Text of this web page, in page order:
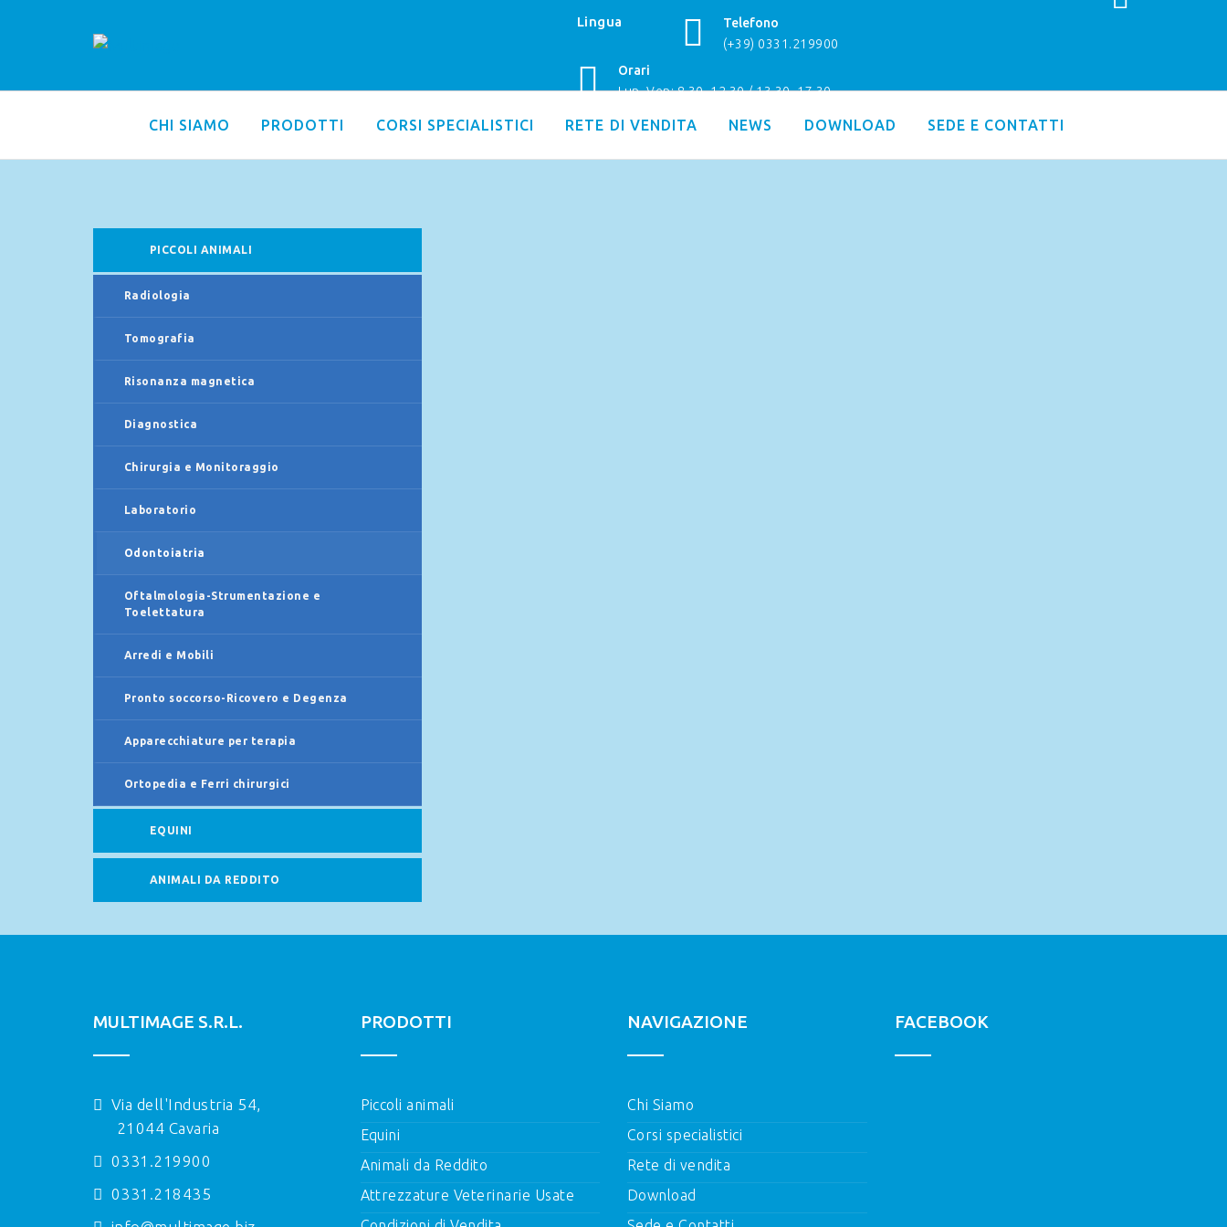
Lingua
Telefono
(+39) 0331.219900
Orari
Lun–Ven: 8.30–12.30 / 13.30–17.30
CHI SIAMO PRODOTTI CORSI SPECIALISTICI RETE DI VENDITA NEWS DOWNLOAD SEDE E CONTATTI
PICCOLI ANIMALI
Radiologia
Tomografia
Risonanza magnetica
Diagnostica
Chirurgia e Monitoraggio
Laboratorio
Odontoiatria
Oftalmologia-Strumentazione e
Toelettatura
Arredi e Mobili
Pronto soccorso-Ricovero e Degenza
Apparecchiature per terapia
Ortopedia e Ferri chirurgici
EQUINI
ANIMALI DA REDDITO
MULTIMAGE S.R.L.
Via dell'Industria 54,
21044 Cavaria
0331.219900
0331.218435
PRODOTTI
Piccoli animali
Equini
Animali da Reddito
Attrezzature Veterinarie Usate
NAVIGAZIONE
Chi Siamo
Corsi specialistici
Rete di vendita
Download
FACEBOOK